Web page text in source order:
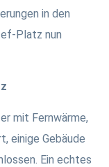
in den
Platz nun
mit Fernwärme,
einige Gebäude
Ein echtes